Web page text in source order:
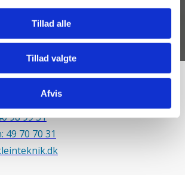
Tillad alle
Tillad valgte
Afvis
98 99 31
49 70 70 31